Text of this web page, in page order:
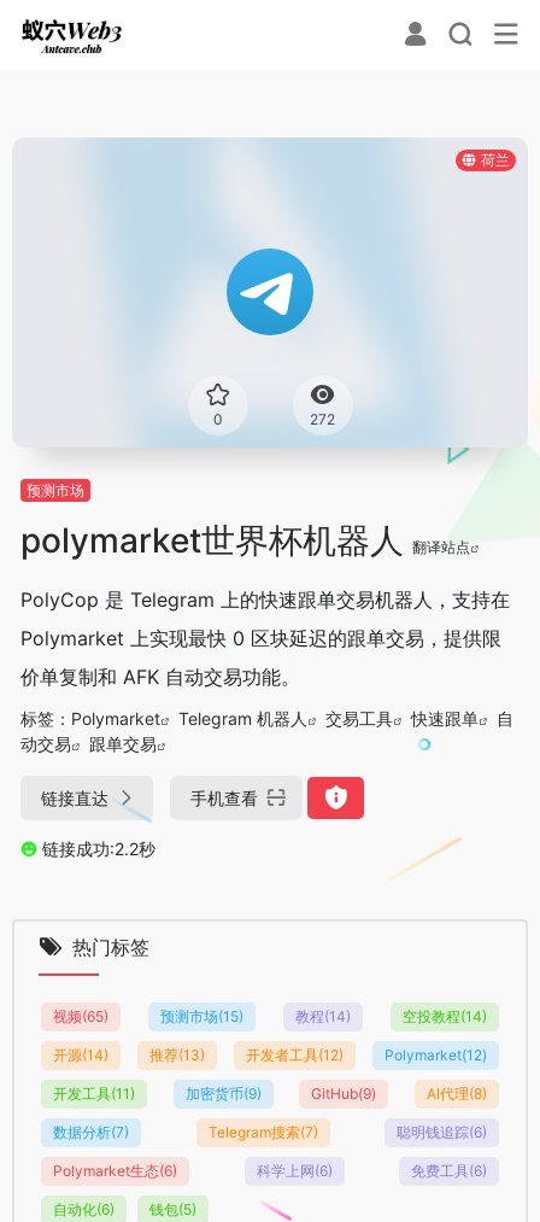
荷兰
0 272
预测市场
polymarket世界杯机器人 翻译站点
PolyCop 是 Telegram 上的快速跟单交易机器人，支持在
Polymarket 上实现最快 0 区块延迟的跟单交易，提供限
价单复制和 AFK 自动交易功能。
标签： Polymarket Telegram 机器人 交易工具 快速跟单
自
动交易
跟单交易
链接直达 手机查看
链接成功:2.2秒
热门标签
视频(65) 预测市场(15) 教程(14) 空投教程(14)
开源(14) 推荐(13) 开发者工具(12) Polymarket(12)
开发工具(11) 加密货币(9) GitHub(9) AI代理(8)
数据分析(7) Telegram搜索(7) 聪明钱追踪(6)
Polymarket生态(6) 科学上网(6) 免费工具(6)
自动化(6) 钱包(5)